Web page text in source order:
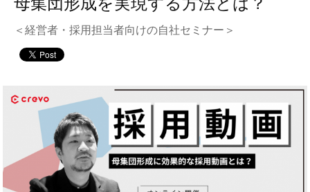
サービス
制作実績
お客様の声
お役立ち情報
会社概要
＜経営者・採用担当者向けの自社セミナー＞